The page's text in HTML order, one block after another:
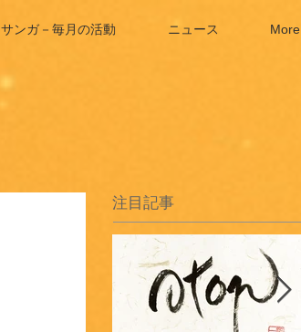
サンガ－毎月の活動 ニュース More
注目記事